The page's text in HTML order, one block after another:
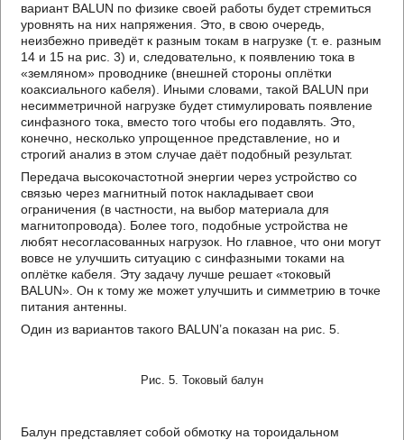
вариант BALUN по физике своей работы будет стремиться
уровнять на них напряжения. Это, в свою очередь,
неизбежно приведёт к разным токам в нагрузке (т. е. разным
14 и 15 на рис. 3) и, следовательно, к появлению тока в
«земляном» проводнике (внешней стороны оплётки
коаксиального кабеля). Иными словами, такой BALUN при
несимметричной нагрузке будет стимулировать появление
синфазного тока, вместо того чтобы его подавлять. Это,
конечно, несколько упрощенное представление, но и
строгий анализ в этом случае даёт подобный результат.
Передача высокочастотной энергии через устройство со
связью через магнитный поток накладывает свои
ограничения (в частности, на выбор материала для
магнитопровода). Более того, подобные устройства не
любят несогласованных нагрузок. Но главное, что они могут
вовсе не улучшить ситуацию с синфазными токами на
оплётке кабеля. Эту задачу лучше решает «токовый
BALUN». Он к тому же может улучшить и симметрию в точке
питания антенны.
Один из вариантов такого BALUN’а показан на рис. 5.
Рис. 5. Токовый балун
Балун представляет собой обмотку на тороидальном